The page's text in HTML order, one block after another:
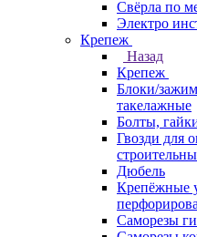
Свёрла по
Электро
Крепеж
Назад
Крепеж
Блоки/
такелажные
Болты,
Гвозди для
Дюбель
Крепёжные
Саморезы